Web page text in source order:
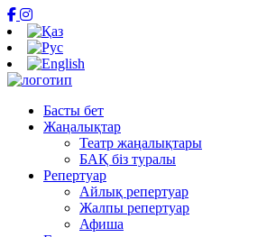
Басты бет
Жаңалықтар
Театр жаңалықтары
БАҚ біз туралы
Репертуар
Айлық репертуар
Жалпы репертуар
Афиша